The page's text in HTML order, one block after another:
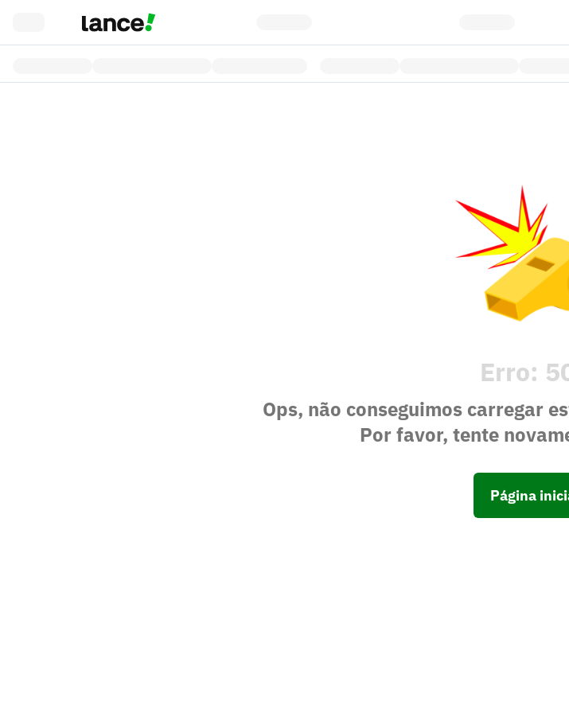
Erro:
Ops, não conseguimos carregar
Por favor, tente
Página